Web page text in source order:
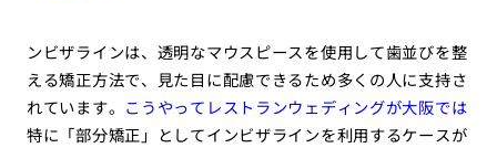
ンビザラインは、透明なマウスピースを使用して歯並びを整
える矯正方法で、見た目に配慮できるため多くの人に支持さ
れています。 こうやってレストランウェディングが大阪では
特に「部分矯正」としてインビザラインを利用するケースが